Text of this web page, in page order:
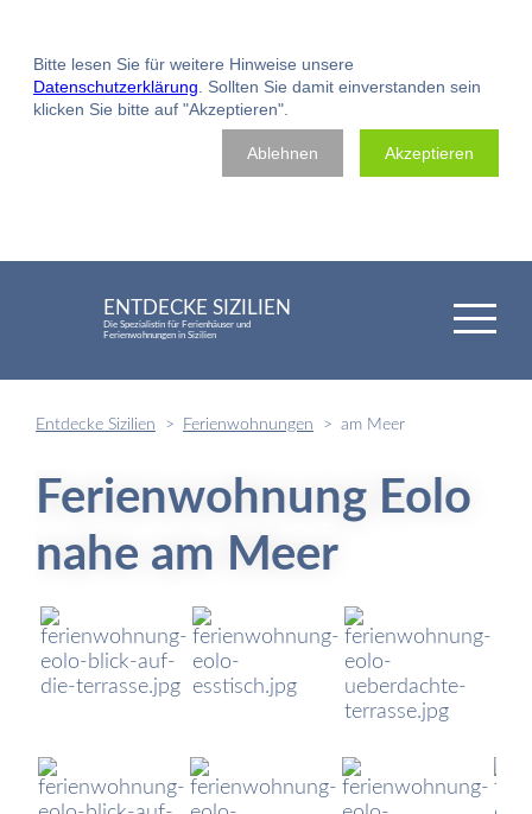
ENTDECKE SIZILIEN
Die Spezialistin für Ferienhäuser und
Ferienwohnungen in Sizilien
Entdecke Sizilien Ferienwohnungen am Meer
Ferienwohnung Eolo
nahe am Meer
Bitte lesen Sie für weitere Hinweise unsere
Datenschutzerklärung . Sollten Sie damit einverstanden sein
klicken Sie bitte auf "Akzeptieren".
Ablehnen Akzeptieren